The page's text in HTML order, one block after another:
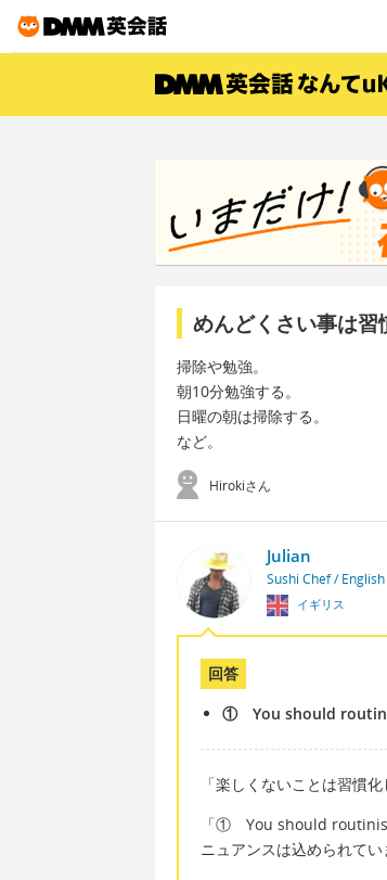
めんどくさい事は習
掃除や勉強。
朝10分勉強する。
日曜の朝は掃除する。
など。
Hirokiさん
Julian
Sushi Chef /
イギリス
回答
① You should
「楽しくないことは習慣
「① You should
ニュアンスは込められてい